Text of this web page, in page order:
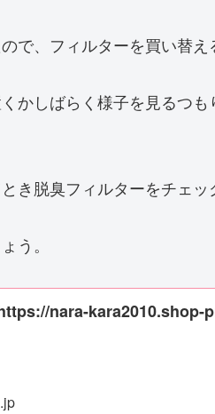
で、フィルターを買い替え
かしばらく様子を見るつも
き脱臭フィルターをチェッ
う。
nara-kara2010.shop-